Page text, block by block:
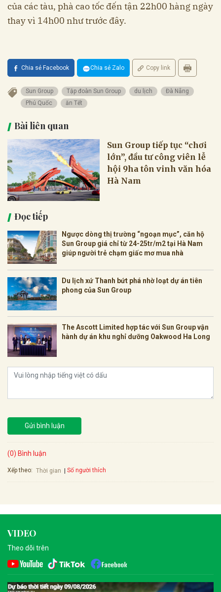
của các tàu, phà cao tốc đến tận 22h00 hàng ngày
thay vì 14h00 như trước đây.
Chia sẻ Facebook Chia sẻ Zalo Copy link
Sun Group Tập đoàn Sun Group du lịch
Đà Nẵng
Phú Quốc
ăn Tết
Bài liên quan
Sun Group tiếp tục “chơi
lớn”, đầu tư công viên lễ
hội 9ha tôn vinh văn hóa
Hà Nam
Đọc tiếp
Ngược dòng thị trường “ngoạn mục”, căn hộ
Sun Group giá chỉ từ 24-25tr/m2 tại Hà Nam
giúp người trẻ chạm giấc mơ mua nhà
Du lịch xứ Thanh bứt phá nhờ loạt dự án tiên
phong của Sun Group
The Ascott Limited hợp tác với Sun Group vận
hành dự án khu nghỉ dưỡng Oakwood Ha Long
Gửi bình luận
(0) Bình luận
Xếp theo: Thời gian Số người thích
VIDEO
Theo dõi trên